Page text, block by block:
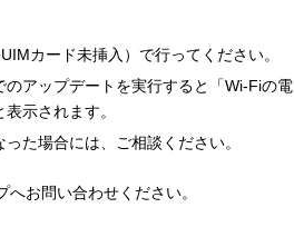
カード未挿入）で行ってください。
アップデートを実行すると「Wi-Fiの電
示されます。
た場合には、ご相談ください。
お問い合わせください。